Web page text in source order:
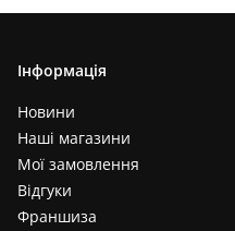
Інформація
Новини
Наші магазини
Мої замовлення
Відгуки
Франшиза